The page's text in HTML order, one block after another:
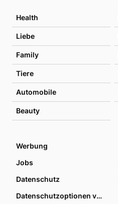
Health
Liebe
Family
Tiere
Automobile
Beauty
Werbung
Jobs
Datenschutz
Datenschutzoptionen verwalten